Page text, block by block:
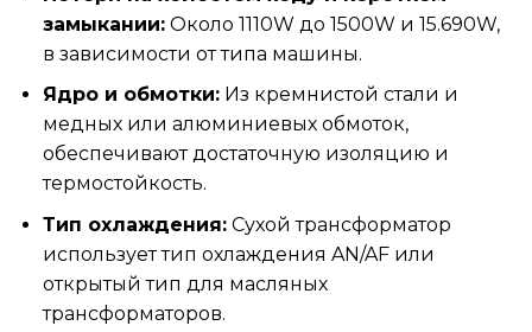
замыкании:Около 1110W до 1500W и 15.690W,
в зависимости от типа машины.
Ядро и обмотки:Из кремнистой стали и
медных или алюминиевых обмоток,
обеспечивают достаточную изоляцию и
термостойкость.
Тип охлаждения:Сухой трансформатор
использует тип охлаждения AN/AF или
открытый тип для масляных
трансформаторов.